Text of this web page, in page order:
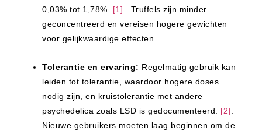
0,03% tot 1,78%. [1] . Truffels zijn minder
geconcentreerd en vereisen hogere gewichten
voor gelijkwaardige effecten.
Tolerantie en ervaring: Regelmatig gebruik kan
leiden tot tolerantie, waardoor hogere doses
nodig zijn, en kruistolerantie met andere
psychedelica zoals LSD is gedocumenteerd. [2]
Nieuwe gebruikers moeten laag beginnen om de